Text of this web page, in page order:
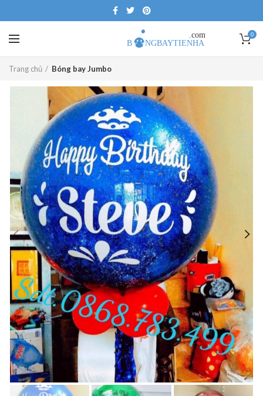
0
Trang chủ Bóng bay Jumbo